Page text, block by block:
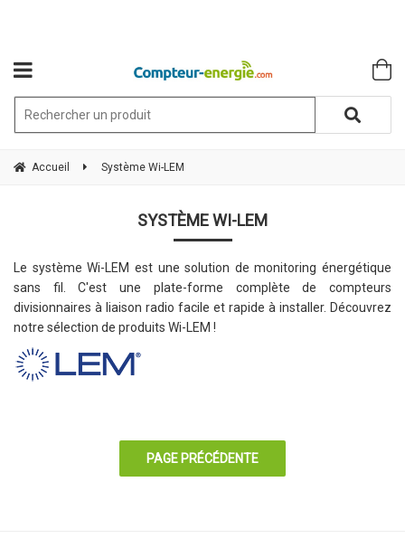
Accueil Système Wi-LEM
SYSTÈME WI-LEM
Le système Wi-LEM est unesolution de monitoring énergétique
sans fil. C'est une plate-forme complète de compteurs
divisionnaires à liaison radio facile et rapide à installer. Découvrez
notre sélection de produits Wi-LEM !